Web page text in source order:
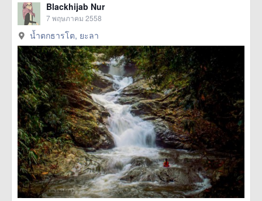
Blackhijab Nur
7 พฤษภาคม 2558
น้ำตกธารโต, ยะลา